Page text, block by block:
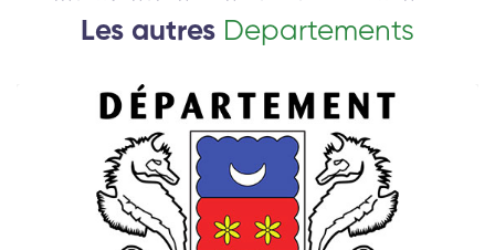
Les autres Departements